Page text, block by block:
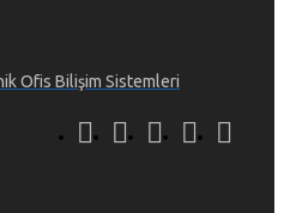
Ofis Bilişim Sistemleri